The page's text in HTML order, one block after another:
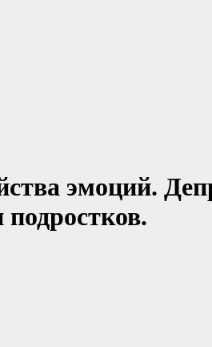
эмоций.